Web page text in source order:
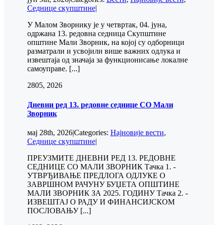
Седнице скупштине|
У Малом Зворнику је у четвртак, 04. јуна,
одржана 13. редовна седница Скупштине
општине Мали Зворник, на којој су одборници
разматрали и усвојили више важних одлука и
извештаја од значаја за функционисање локалне
самоуправе. [...]
2805, 2026
Дневни ред 13. редовне седнице СО Мали
Зворник
мај 28th, 2026|Categories: Најновије вести,
Седнице скупштине|
ПРЕУЗМИТЕ ДНЕВНИ РЕД 13. РЕДОВНЕ
СЕДНИЦЕ СО МАЛИ ЗВОРНИК Тачка 1. -
УТВРЂИВАЊЕ ПРЕДЛОГА ОДЛУКЕ О
ЗАВРШНОМ РАЧУНУ БУЏЕТА ОПШТИНЕ
МАЛИ ЗВОРНИК ЗА 2025. ГОДИНУ Тачка 2. -
ИЗВЕШТАЈ О РАДУ И ФИНАНСИЈСКОМ
ПОСЛОВАЊУ [...]